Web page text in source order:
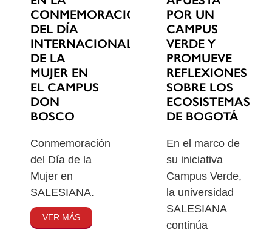
CONMEMORACIÓN
DEL DÍA
INTERNACIONAL
DE LA
MUJER EN
EL CAMPUS
DON
BOSCO
Conmemoración
del Día de la
Mujer en
SALESIANA.
VER MÁS
POR UN
CAMPUS
VERDE Y
PROMUEVE
REFLEXIONES
SOBRE LOS
ECOSISTEMAS
DE BOGOTÁ
En el marco de
su iniciativa
Campus Verde,
la universidad
SALESIANA
continúa